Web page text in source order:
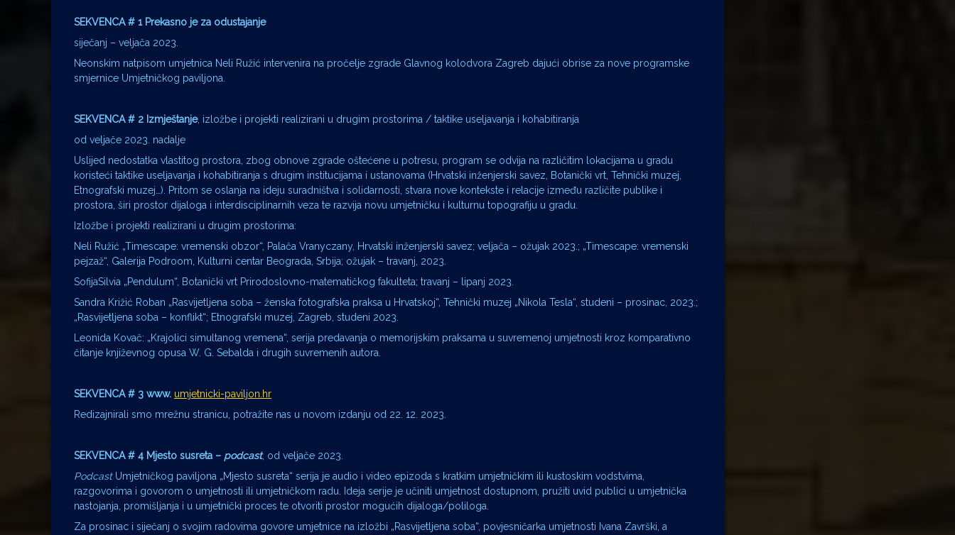
SEKVENCA # 1 Prekasno je za odustajanje
siječanj – veljača 2023.
Neonskim natpisom umjetnica Neli Ružić intervenira na pročelje zgrade Glavnog kolodvora Zagreb dajući obrise za nove programske
smjernice Umjetničkog paviljona.
SEKVENCA # 2 Izmještanje, izložbe i projekti realizirani u drugim prostorima / taktike useljavanja i kohabitiranja
od veljače 2023. nadalje
Uslijed nedostatka vlastitog prostora, zbog obnove zgrade oštećene u potresu, program se odvija na različitim lokacijama u gradu
koristeći taktike useljavanja i kohabitiranja s drugim institucijama i ustanovama (Hrvatski inženjerski savez, Botanički vrt, Tehnički muzej,
Etnografski muzej…). Pritom se oslanja na ideju suradništva i solidarnosti, stvara nove kontekste i relacije između različite publike i
prostora, širi prostor dijaloga i interdisciplinarnih veza te razvija novu umjetničku i kulturnu topografiju u gradu.
Izložbe i projekti realizirani u drugim prostorima:
Neli Ružić „Timescape: vremenski obzor“, Palača Vranyczany, Hrvatski inženjerski savez; veljača – ožujak 2023.; „Timescape: vremenski
pejzaž“, Galerija Podroom, Kulturni centar Beograda, Srbija; ožujak – travanj, 2023.
SofijaSilvia „Pendulum“, Botanički vrt Prirodoslovno-matematičkog fakulteta; travanj – lipanj 2023.
Sandra Križić Roban „Rasvijetljena soba – ženska fotografska praksa u Hrvatskoj“, Tehnički muzej „Nikola Tesla“, studeni – prosinac, 2023.;
„Rasvijetljena soba – konflikt“; Etnografski muzej, Zagreb, studeni 2023.
Leonida Kovač: „Krajolici simultanog vremena“, serija predavanja o memorijskim praksama u suvremenoj umjetnosti kroz komparativno
čitanje književnog opusa W. G. Sebalda i drugih suvremenih autora.
SEKVENCA # 3 www. umjetnicki-paviljon.hr
Redizajnirali smo mrežnu stranicu, potražite nas u novom izdanju od 22. 12. 2023.
SEKVENCA # 4 Mjesto susreta – podcast, od veljače 2023.
PodcastUmjetničkog paviljona „Mjesto susreta“ serija je audio i video epizoda s kratkim umjetničkim ili kustoskim vodstvima,
razgovorima i govorom o umjetnosti ili umjetničkom radu. Ideja serije je učiniti umjetnost dostupnom, pružiti uvid publici u umjetnička
nastojanja, promišljanja i u umjetnički proces te otvoriti prostor mogućih dijaloga/poliloga.
Za prosinac i siječanj o svojim radovima govore umjetnice na izložbi „Rasvijetljena soba“, povjesničarka umjetnosti Ivana Završki, a